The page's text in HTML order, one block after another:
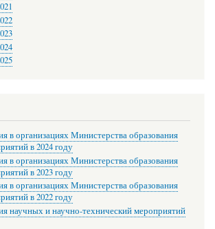
в организациях Министерства образования
в 2024 году
в организациях Министерства образования
в 2023 году
в организациях Министерства образования
в 2022 году
научных и научно-технический мероприятий